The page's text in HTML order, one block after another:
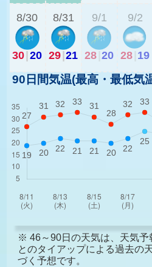
8/30
30 20
8/31
29 21
9/1
28 20
9/2
28 19
90日間気温(最高・最低気
※ 46～90日の天気は、天気予
とのタイアップによる過去の
づく予想です。